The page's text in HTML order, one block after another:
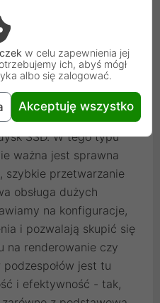
i Lightroomie
zapewniać płynność
stabilność oraz szybki
zdjęć. W
kluczowa nie jest
zbalansowany zestaw, w
duża ilość
SSD. W tego typu
ważna jest sprawna
szybkie przetwarzanie
obsługa dużych
na konfiguracje,
i pozwalają skupić się
na renderowanie czy
jest tu
i efektywność - tak,
w celu zapewnienia jej
ich, abyś mógł
albo się zalogować.
Akceptuję wszystko